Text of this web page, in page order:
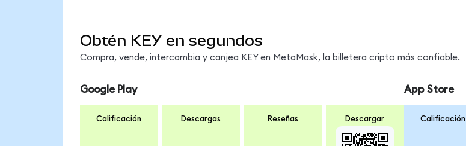
Obtén KEY en segundos
Compra, vende, intercambia y canjea KEY en MetaMask, la billetera cripto más confiable.
Google Play
Calificación Descargas Reseñas Descargar
App Store
Calificación